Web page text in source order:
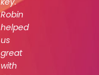
Robin
helped
us
great
with